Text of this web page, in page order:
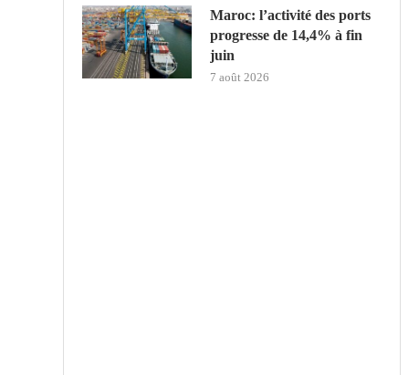
Maroc: l’activité des ports
progresse de 14,4% à fin
juin
7 août 2026